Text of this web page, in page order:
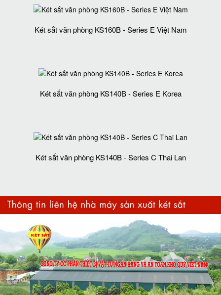
Két sắt văn phòng KS160B - Series E Việt Nam
Két sắt văn phòng KS140B - Series E Korea
Két sắt văn phòng KS140B - Series C Thai Lan